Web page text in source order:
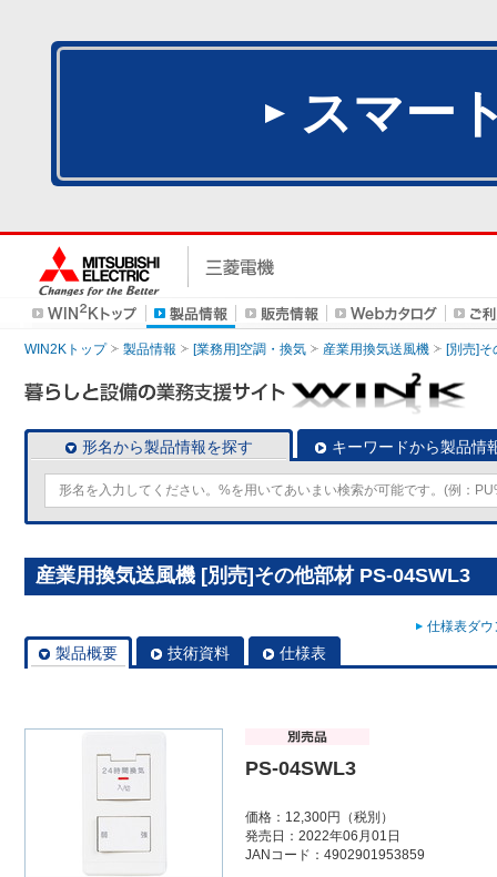
スマー
WIN2Kトップ 製品情報 [業務用]空調・換気 産業用換気送風機 [別売]そ
形名から製品情報を探す キーワードから製品情
産業用換気送風機 [別売]その他部材 PS-04SWL3
仕様表ダ
製品概要 技術資料 仕様表
PS-04SWL3
価格：12,300円（税別）
発売日：2022年06月01日
JANコード：4902901953859